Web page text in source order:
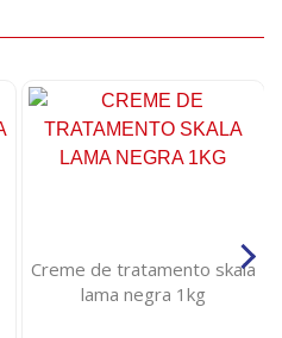
Creme de tratamento skala
lama negra 1kg